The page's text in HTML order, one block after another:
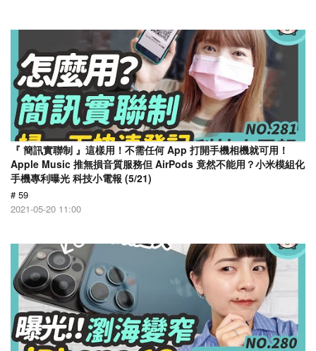
『 簡訊實聯制 』這樣用！不需任何 App 打開手機相機就可用！
Apple Music 推無損音質服務但 AirPods 竟然不能用？小米模組化
手機專利曝光 科技小電報 (5/21)
# 59
2021-05-20 11:00